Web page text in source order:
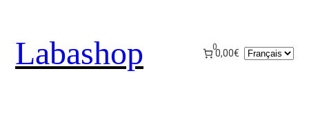
contenu
Labashop 0
0,00€
Choisir